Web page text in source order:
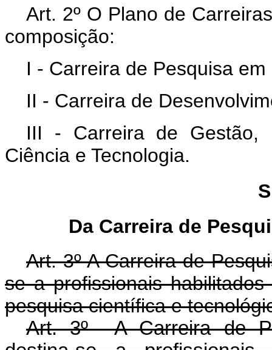
Art. 2º O Plano de
composição:
I - Carreira de Pesquisa
II - Carreira de
III - Carreira de Gestão,
Ciência e Tecnologia.
Da Carreira de
Art. 3º A Carreira de
se a profissionais
pesquisa científica e
Art. 3º A Carreira de